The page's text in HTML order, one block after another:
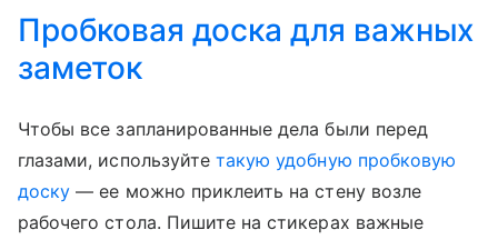
Пробковая доска для важных
заметок
Чтобы все запланированные дела были перед
глазами, используйтетакую удобную пробковую
доску — ее можно приклеить на стену возле
рабочего стола. Пишите на стикерах важные